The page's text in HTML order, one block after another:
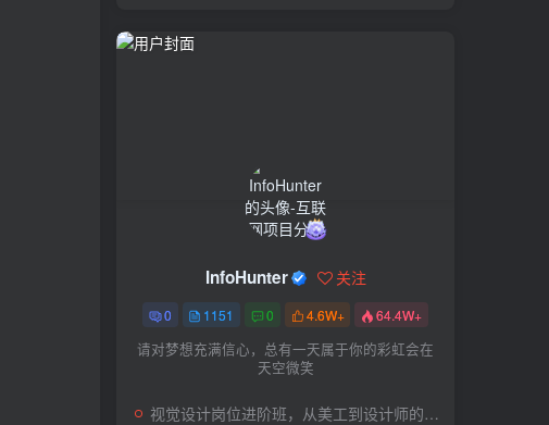
InfoHunter 关注
0 1151 0 4.6W+ 64.4W+
请对梦想充满信心，总有一天属于你的彩虹会在
天空微笑
视觉设计岗位进阶班，从美工到设计师的蜕变（4节视频课程）